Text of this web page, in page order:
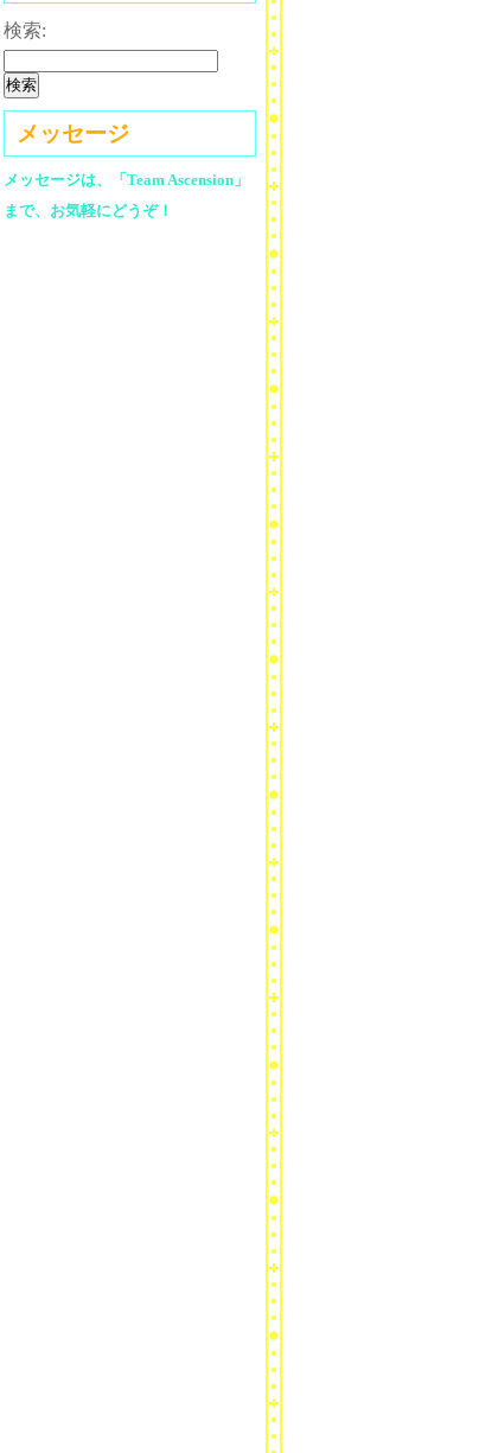
検索:
メッセージ
メッセージは、「Team Ascension」
まで、お気軽にどうぞ！